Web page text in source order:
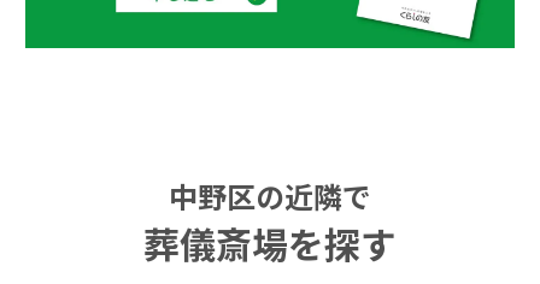
中野区の近隣で
葬儀斎場を探す